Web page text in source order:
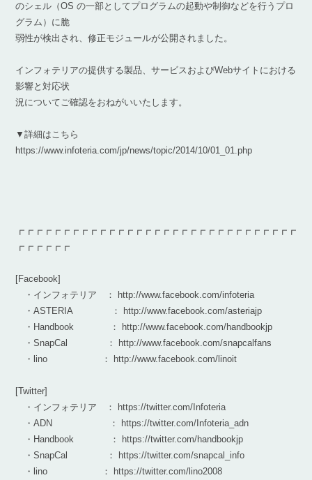
のシェル（OS の一部としてプログラムの起動や制御などを行うプロ
グラム）に脆
弱性が検出され、修正モジュールが公開されました。
インフォテリアの提供する製品、サービスおよびWebサイトにおける
影響と対応状
況についてご確認をおねがいいたします。
▼詳細はこちら
https://www.infoteria.com/jp/news/topic/2014/10/01_01.php
┏┏┏┏┏┏┏┏┏┏┏┏┏┏┏┏┏┏┏┏┏┏┏┏┏┏┏┏┏┏┏
┏┏┏┏┏┏
[Facebook]
・インフォテリア ： http://www.facebook.com/infoteria
・ASTERIA ： http://www.facebook.com/asteriajp
・Handbook ： http://www.facebook.com/handbookjp
・SnapCal ： http://www.facebook.com/snapcalfans
・lino ： http://www.facebook.com/linoit
[Twitter]
・インフォテリア ： https://twitter.com/Infoteria
・ADN ： https://twitter.com/Infoteria_adn
・Handbook ： https://twitter.com/handbookjp
・SnapCal ： https://twitter.com/snapcal_info
・lino ： https://twitter.com/lino2008